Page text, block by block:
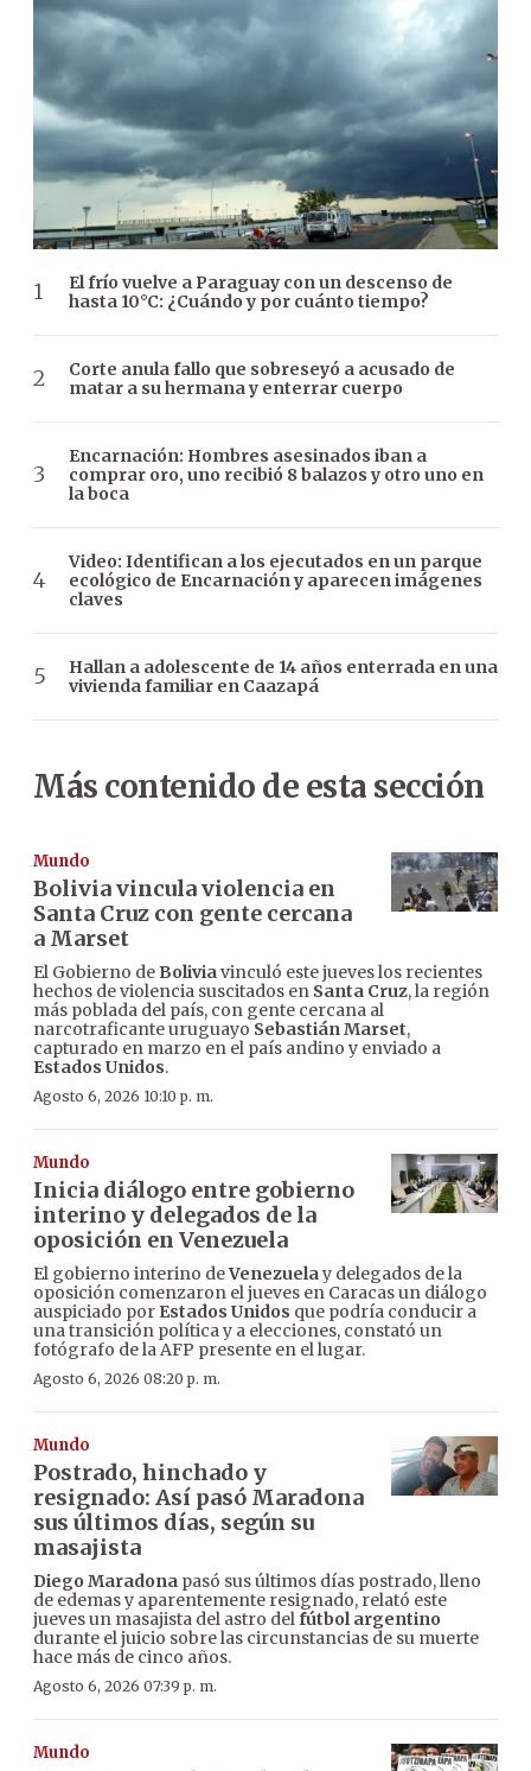
El frío vuelve a Paraguay con un descenso de
hasta 10°C: ¿Cuándo y por cuánto tiempo?
Corte anula fallo que sobreseyó a acusado de
matar a su hermana y enterrar cuerpo
Encarnación: Hombres asesinados iban a
comprar oro, uno recibió 8 balazos y otro uno en
la boca
Video: Identifican a los ejecutados en un parque
ecológico de Encarnación y aparecen imágenes
claves
Hallan a adolescente de 14 años enterrada en una
vivienda familiar en Caazapá
Más contenido de esta sección
Mundo
Bolivia vincula violencia en
Santa Cruz con gente cercana
a Marset
El Gobierno de Boliviavinculó este jueves los recientes
hechos de violencia suscitados en Santa Cruz, la región
más poblada del país, con gente cercana al
narcotraficante uruguayo Sebastián Marset,
capturado en marzo en el país andino y enviado a
Estados Unidos.
Agosto 6, 2026 10:10 p. m.
Mundo
Inicia diálogo entre gobierno
interino y delegados de la
oposición en Venezuela
El gobierno interino deVenezuelay delegados de la
oposición comenzaron el jueves en Caracas un diálogo
auspiciado por Estados Unidos que podría conducir a
una transición política y a elecciones, constató un
fotógrafo de la AFP presente en el lugar.
Agosto 6, 2026 08:20 p. m.
Mundo
Postrado, hinchado y
resignado: Así pasó Maradona
sus últimos días, según su
masajista
Diego Maradona pasó sus últimos días postrado, lleno
de edemas y aparentemente resignado, relató este
jueves un masajista del astro delfútbol argentino
durante el juicio sobre las circunstancias de su muerte
hace más de cinco años.
Agosto 6, 2026 07:39 p. m.
Mundo